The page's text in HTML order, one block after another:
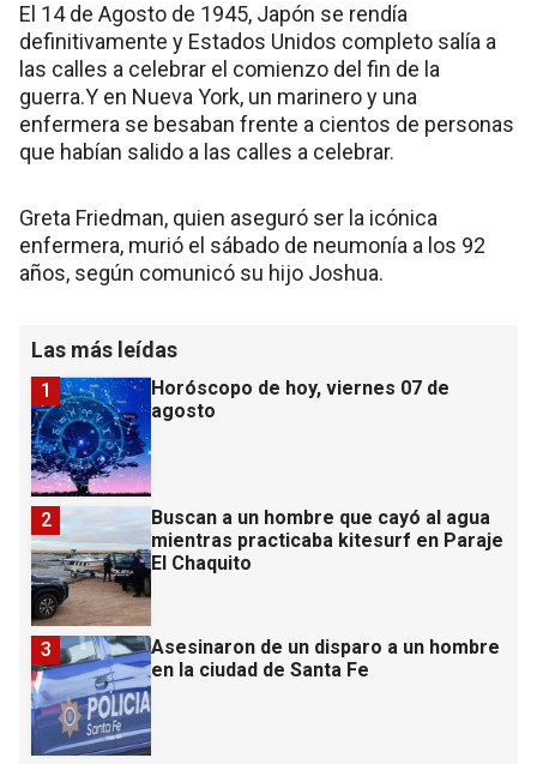
El 14 de Agosto de 1945, Japón se rendía
definitivamente y Estados Unidos completo salía a
las calles a celebrar el comienzo del fin de la
guerra.Y en Nueva York, un marinero y una
enfermera se besaban frente a cientos de personas
que habían salido a las calles a celebrar.
Greta Friedman, quien aseguró ser la icónica
enfermera, murió el sábado de neumonía a los 92
años, según comunicó su hijo Joshua.
Las más leídas
Horóscopo de hoy, viernes 07 de
agosto
1
Buscan a un hombre que cayó al agua
mientras practicaba kitesurf en Paraje
El Chaquito
2
Asesinaron de un disparo a un hombre
en la ciudad de Santa Fe
3